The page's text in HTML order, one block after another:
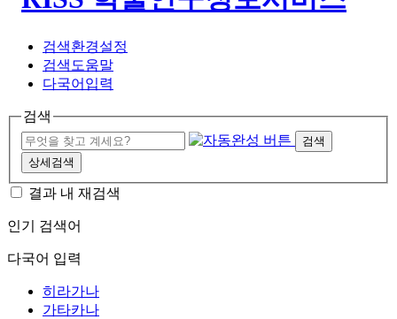
검색환경설정
검색도움말
다국어입력
검색
검색
상세검색
결과 내 재검색
인기 검색어
다국어 입력
히라가나
가타카나